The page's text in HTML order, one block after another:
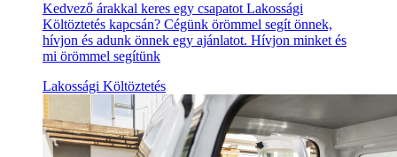
Kedvező árakkal keres egy csapatot Lakossági
Költöztetés kapcsán? Cégünk örömmel segít önnek,
hívjon és adunk önnek egy ajánlatot. Hívjon minket és
mi örömmel segítünk
Lakossági Költöztetés